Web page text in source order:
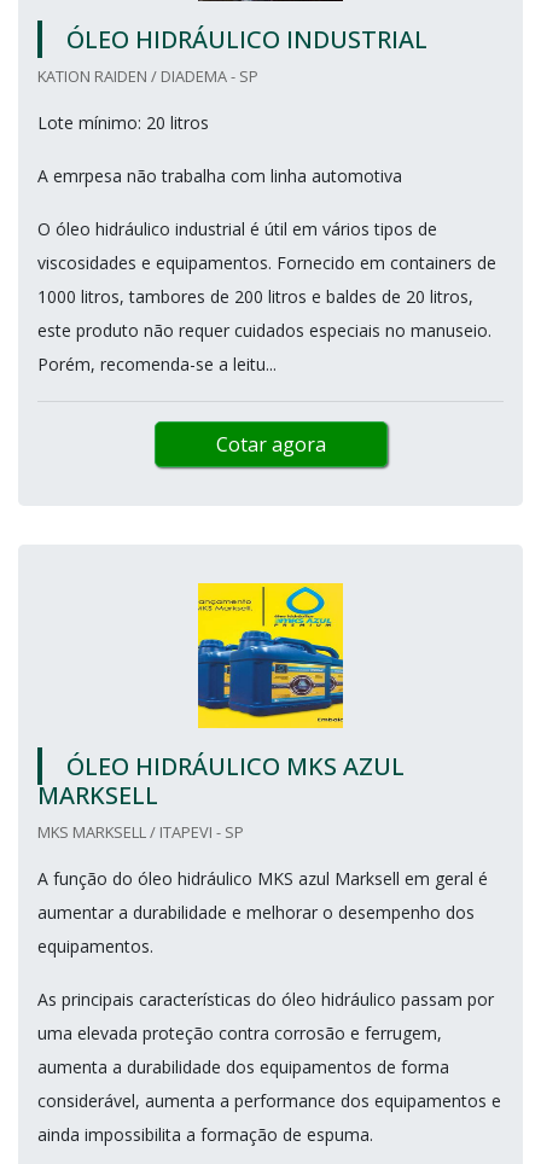
ÓLEO HIDRÁULICO INDUSTRIAL
KATION RAIDEN / DIADEMA - SP
Lote mínimo: 20 litros
A emrpesa não trabalha com linha automotiva
O óleo hidráulico industrial é útil em vários tipos de
viscosidades e equipamentos. Fornecido em containers de
1000 litros, tambores de 200 litros e baldes de 20 litros,
este produto não requer cuidados especiais no manuseio.
Porém, recomenda-se a leitu...
Cotar agora
ÓLEO HIDRÁULICO MKS AZUL
MARKSELL
MKS MARKSELL / ITAPEVI - SP
A função do óleo hidráulico MKS azul Marksell em geral é
aumentar a durabilidade e melhorar o desempenho dos
equipamentos.
As principais características do óleo hidráulico passam por
uma elevada proteção contra corrosão e ferrugem,
aumenta a durabilidade dos equipamentos de forma
considerável, aumenta a performance dos equipamentos e
ainda impossibilita a formação de espuma.